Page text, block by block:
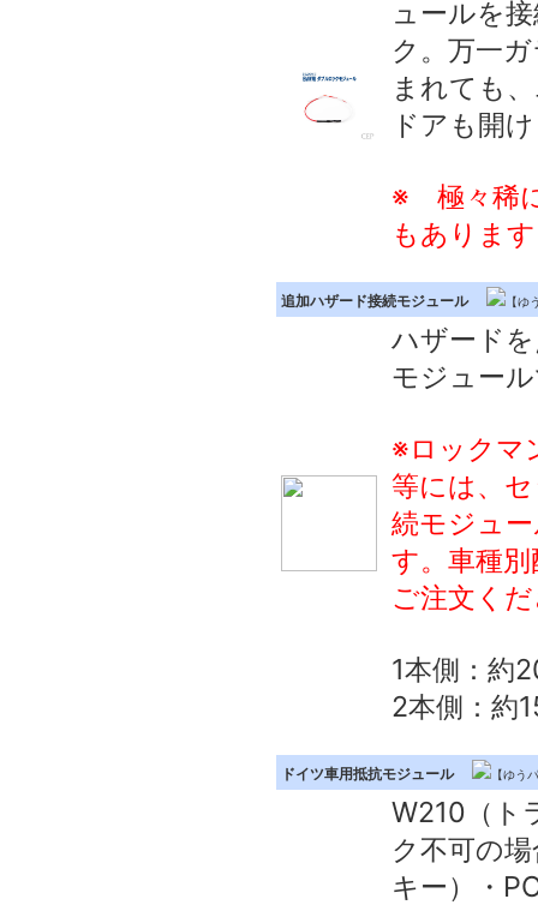
ュールを
ク。万一
まれても
ドアも開
※ 極々稀
もありま
追加ハザード接続モジュール 【
ハザード
モジュー
※ロックマ
等には、
続モジュ
す。車種
ご注文く
1本側：約
2本側：約
ドイツ車用抵抗モジュール 【ゆう
W210（ト
ク不可の
キー）・